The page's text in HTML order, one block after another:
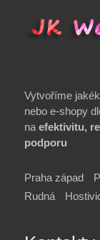
Vytvoříme
nebo e-shopy
na efektivitu,
podporu
Praha západ
Rudná